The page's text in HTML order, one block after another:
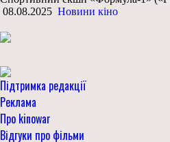
08.08.2025 Новини кіно
Підтримка редакції
Реклама
Про kinowar
Відгуки про фільми